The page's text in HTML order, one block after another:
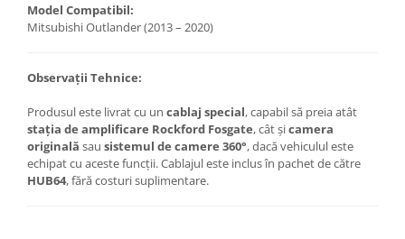
Model Compatibil:
Mitsubishi Outlander (2013 – 2020)
Observații Tehnice:
Produsul este livrat cu un cablaj special, capabil să preia atât
stația de amplificare Rockford Fosgate, cât șicamera
originală sau sistemul de camere 360°, dacă vehiculul este
echipat cu aceste funcții. Cablajul este inclus în pachet de către
HUB64, fără costuri suplimentare.